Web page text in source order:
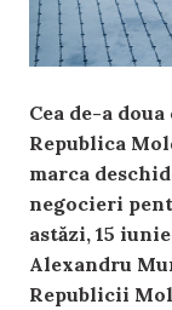
Cea de-a
Republica
marca
negocieri
astăzi, 15
Alexandru
Republicii